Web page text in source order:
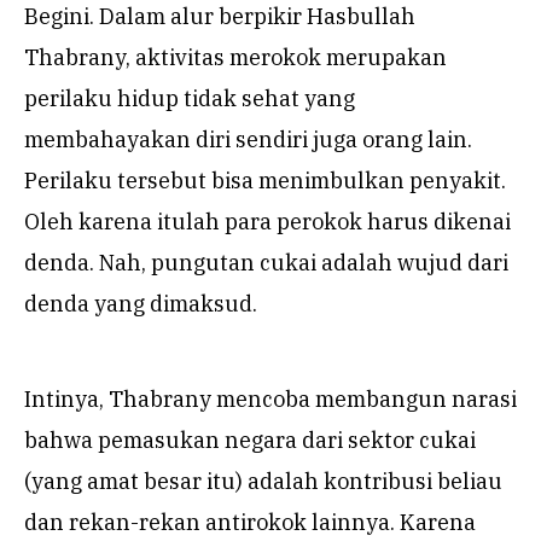
Begini. Dalam alur berpikir Hasbullah
Thabrany, aktivitas merokok merupakan
perilaku hidup tidak sehat yang
membahayakan diri sendiri juga orang lain.
Perilaku tersebut bisa menimbulkan penyakit.
Oleh karena itulah para perokok harus dikenai
denda. Nah, pungutan cukai adalah wujud dari
denda yang dimaksud.
Intinya, Thabrany mencoba membangun narasi
bahwa pemasukan negara dari sektor cukai
(yang amat besar itu) adalah kontribusi beliau
dan rekan-rekan antirokok lainnya. Karena